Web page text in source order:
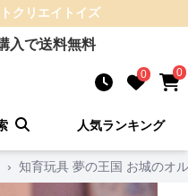
クリエイトイズ
入で送料無料
0 0
人気ランキング
› 知育玩具 夢の王国 お城のオ